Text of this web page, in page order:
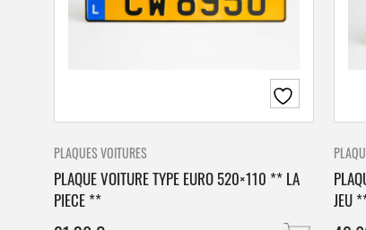
PLAQUES VOITURES
PLAQUE VOITURE TYPE EURO 520×110 ** LA
PIECE **
JEU